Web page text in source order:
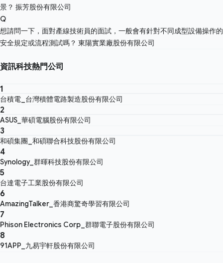
景？ 振芳股份有限公司
Q
想請問一下，面對產線技術員的面試，一般會有針對不同成型設備操作的
安全規定或流程測試嗎？ 東陽實業廠股份有限公司
資訊科技熱門公司
1
台積電_台灣積體電路製造股份有限公司
2
ASUS_華碩電腦股份有限公司
3
和碩集團_和碩聯合科技股份有限公司
4
Synology_群暉科技股份有限公司
5
台達電子工業股份有限公司
6
AmazingTalker_香港商驚奇學習有限公司
7
Phison Electronics Corp_群聯電子股份有限公司
8
91APP_九易宇軒股份有限公司